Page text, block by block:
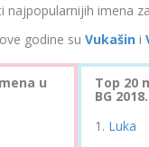
najpopularnijih imena
godine su Vukašin i
u Top 20
BG 2018.
Luka